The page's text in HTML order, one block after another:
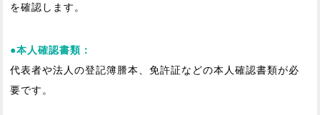
を確認します。
●本人確認書類：
代表者や法人の登記簿謄本、免許証などの本人確認書類が必
要です。